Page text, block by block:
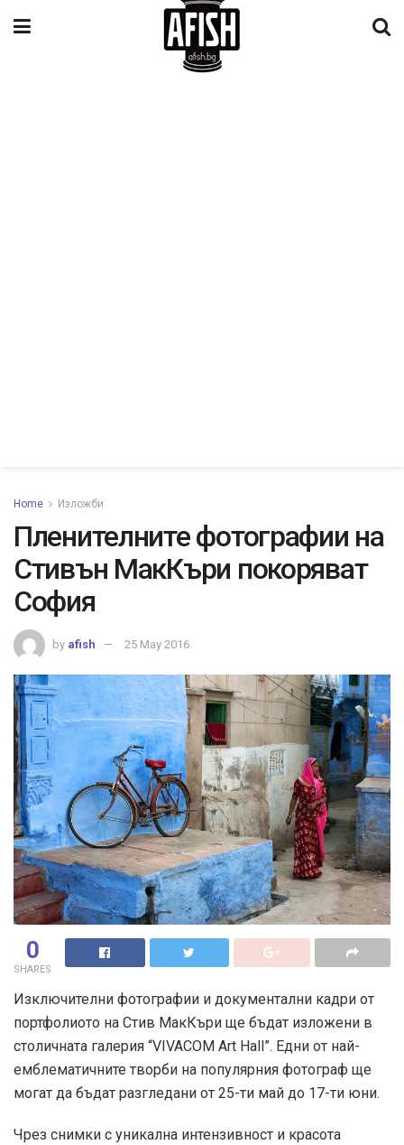
Home Изложби
Пленителните фотографии на
Стивън МакКъри покоряват
София
by afish 25 May 2016
0
SHARES
Изключителни фотографии и документални кадри от
портфолиото на Стив МакКъри ще бъдат изложени в
столичната галерия “VIVACOM Art Hall”. Едни от най-
емблематичните творби на популярния фотограф ще
могат да бъдат разгледани от 25-ти май до 17-ти юни.
Чрез снимки с уникална интензивност и красота